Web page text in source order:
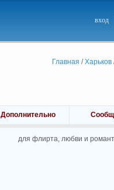
вход
Главная /Харьков
Дополнительно
для флирта, любви и